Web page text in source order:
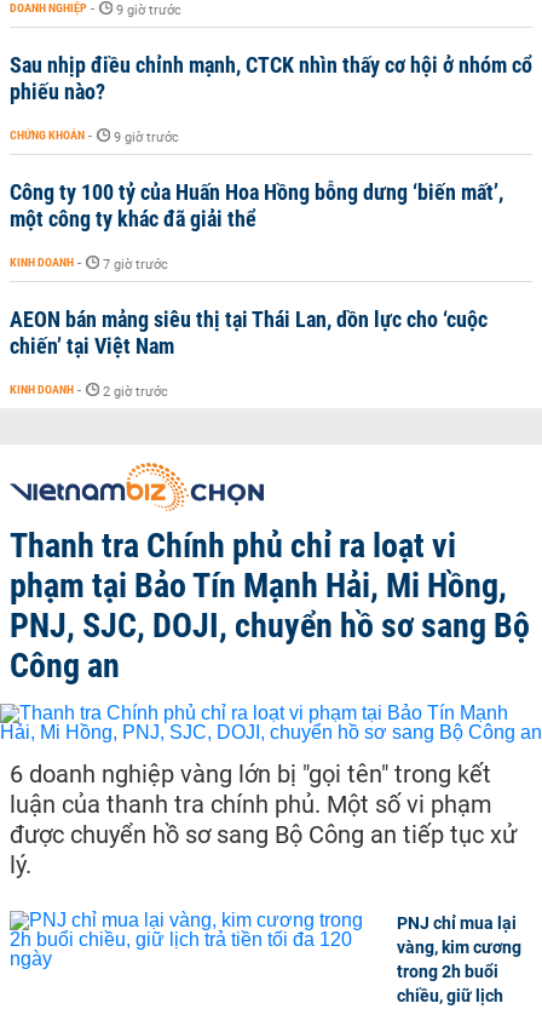
DOANH NGHIỆP - 9 giờ trước
Sau nhịp điều chỉnh mạnh, CTCK nhìn thấy cơ hội ở nhóm cổ
phiếu nào?
CHỨNG KHOÁN - 9 giờ trước
Công ty 100 tỷ của Huấn Hoa Hồng bỗng dưng ‘biến mất’,
một công ty khác đã giải thể
KINH DOANH - 7 giờ trước
AEON bán mảng siêu thị tại Thái Lan, dồn lực cho ‘cuộc
chiến’ tại Việt Nam
KINH DOANH - 2 giờ trước
Thanh tra Chính phủ chỉ ra loạt vi
phạm tại Bảo Tín Mạnh Hải, Mi Hồng,
PNJ, SJC, DOJI, chuyển hồ sơ sang Bộ
Công an
6 doanh nghiệp vàng lớn bị "gọi tên" trong kết
luận của thanh tra chính phủ. Một số vi phạm
được chuyển hồ sơ sang Bộ Công an tiếp tục xử
lý.
PNJ chỉ mua lại
vàng, kim cương
trong 2h buổi
chiều, giữ lịch